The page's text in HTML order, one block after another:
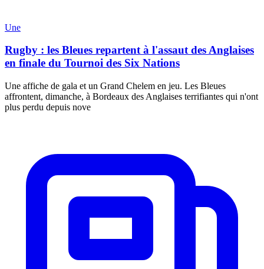
Une
Rugby : les Bleues repartent à l'assaut des Anglaises
en finale du Tournoi des Six Nations
Une affiche de gala et un Grand Chelem en jeu. Les Bleues
affrontent, dimanche, à Bordeaux des Anglaises terrifiantes qui n'ont
plus perdu depuis nove